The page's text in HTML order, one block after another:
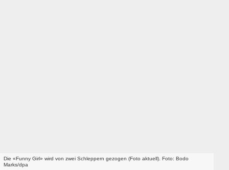
Die «Funny Girl» wird von zwei Schleppern gezogen (Foto aktuell). Foto: Bodo
Marks/dpa